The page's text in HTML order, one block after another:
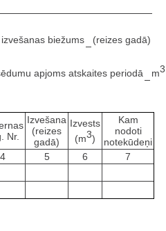
biežums (reizes gadā)
apjoms atskaites periodā m3
Nr.
Izvešana
(reizes
gadā)
Izvests
(m3)
Kam
nodoti
notekūdeņi
4 5 6 7